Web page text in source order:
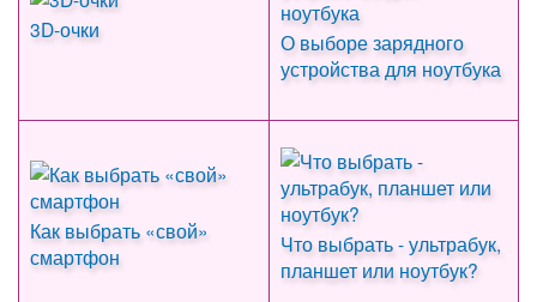
3D-очки
О выборе зарядного
устройства для ноутбука
Как выбрать «свой»
смартфон
Что выбрать - ультрабук,
планшет или ноутбук?